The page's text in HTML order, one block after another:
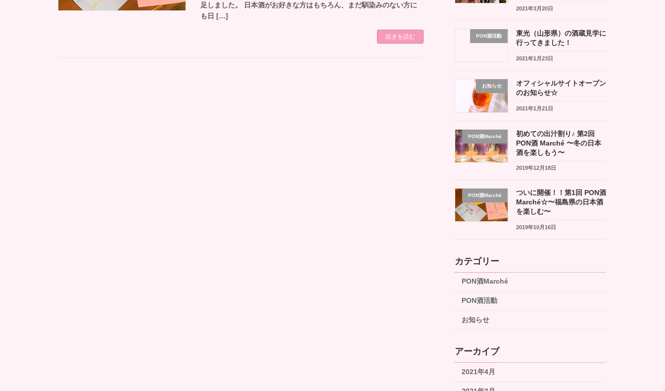
足しました。 日本酒がお好きな方はもちろん、まだ馴染みのない方に
も日 […]
続きを読む
2021年3月20日
PON酒活動
東光（山形県）の酒蔵見学に
行ってきました！
2021年1月23日
お知らせ
オフィシャルサイトオープン
のお知らせ☆
2021年1月21日
PON酒Marché
初めての出汁割り♪ 第2回
PON酒 Marché 〜冬の日本
酒を楽しもう〜
2019年12月18日
PON酒Marché
ついに開催！！第1回 PON酒
Marché☆〜福島県の日本酒
を楽しむ〜
2019年10月16日
カテゴリー
PON酒Marché
PON酒活動
お知らせ
アーカイブ
2021年4月